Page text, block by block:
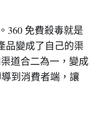
360 免費殺毒就是
品變成了自己的渠
道合二為一，變成
到消費者端，讓